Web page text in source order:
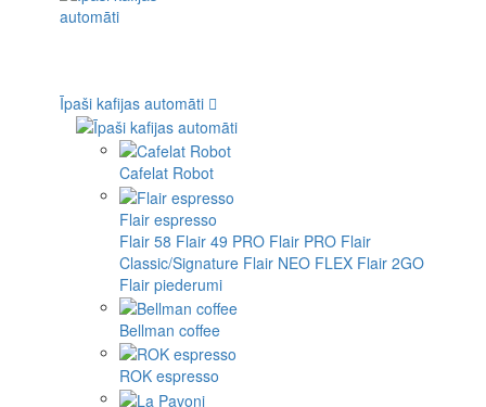
Īpaši kafijas automāti
Cafelat Robot
Flair espresso
Flair 58 Flair 49 PRO Flair PRO Flair
Classic/Signature Flair NEO FLEX Flair 2GO
Flair piederumi
Bellman coffee
ROK espresso